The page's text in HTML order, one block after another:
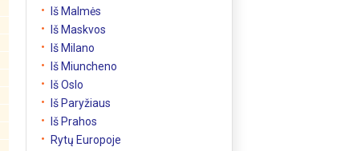
Iš Malmės
Iš Maskvos
Iš Milano
Iš Miuncheno
Iš Oslo
Iš Paryžiaus
Iš Prahos
Rytų Europoje